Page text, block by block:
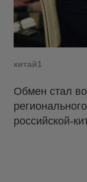
китай1
Обмен стал
российской-